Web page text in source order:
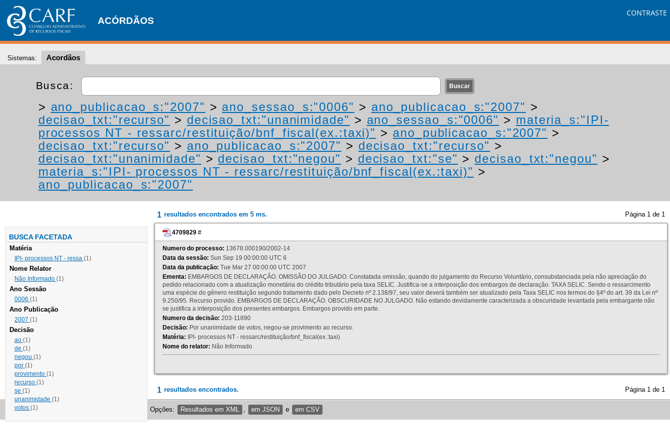
ACÓRDÃOS
CONTRASTE
Sistemas: Acordãos
Busca:
> ano_publicacao_s:"2007" > ano_sessao_s:"0006" > ano_publicacao_s:"2007" >
decisao_txt:"recurso" > decisao_txt:"unanimidade" > ano_sessao_s:"0006" > materia_s:"IPI-
processos NT - ressarc/restituição/bnf_fiscal(ex.:taxi)" > ano_publicacao_s:"2007" >
decisao_txt:"recurso" > ano_publicacao_s:"2007" > decisao_txt:"recurso" >
decisao_txt:"unanimidade" > decisao_txt:"negou" > decisao_txt:"se" > decisao_txt:"negou" >
materia_s:"IPI- processos NT - ressarc/restituição/bnf_fiscal(ex.:taxi)" >
ano_publicacao_s:"2007"
BUSCA FACETADA
Matéria
IPI- processos NT - ressa (1)
Nome Relator
Não Informado (1)
Ano Sessão
0006 (1)
Ano Publicação
2007 (1)
Decisão
ao (1)
de (1)
negou (1)
por (1)
provimento (1)
recurso (1)
se (1)
unanimidade (1)
votos (1)
1 resultados encontrados em 5 ms. Página 1 de 1
4709829 #
Numero do processo: 13678.000190/2002-14
Data da sessão: Sun Sep 19 00:00:00 UTC 6
Data da publicação: Tue Mar 27 00:00:00 UTC 2007
Ementa: EMBARGOS DE DECLARAÇÃO. OMISSÃO DO JULGADO. Constatada omissão, quando do julgamento do Recurso Voluntário, consubstanciada pela não apreciação do
pedido relacionado com a atualização monetária do crédito tributário pela taxa SELIC. Justifica-se a interposição dos embargos de declaração. TAXA SELIC. Sendo o ressarcimento
uma espécie do gênero restituição segundo tratamento dado pelo Decreto nº 2.138/97, seu valor deverá também ser atualizado pela Taxa SELIC nos termos do §4º do art. 39 da Lei nº
9.250/95. Recurso provido. EMBARGOS DE DECLARAÇÃO. OBSCURIDADE NO JULGADO. Não estando devidamente caracterizada a obscuridade levantada pela embargante não
se justifica a interposição dos presentes embargos. Embargos provido em parte.
Numero da decisão: 203-11890
Decisão: Por unanimidade de votos, negou-se provimento ao recurso.
Matéria: IPI- processos NT - ressarc/restituição/bnf_fiscal(ex.:taxi)
Nome do relator: Não Informado
1 resultados encontrados. Página 1 de 1
Opções: Resultados em XML em JSON e em CSV